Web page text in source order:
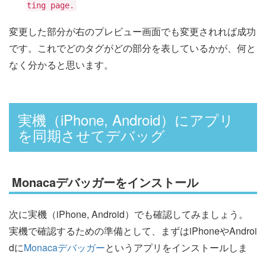
ting page.
変更した部分が右のプレビュー画面でも変更されれば成功
です。これでどのタグがどの部分を表しているかが、何と
なく分かると思います。
実機（iPhone, Android）にアプリ
を同期させてデバッグ
Monacaデバッガーをインストール
次に実機（iPhone, Android）でも確認してみましょう。
実機で確認するための準備として、まずはiPhoneやAndroi
dにMonacaデバッガーというアプリをインストールしま